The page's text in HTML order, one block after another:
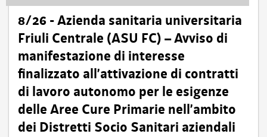
8/26 - Azienda sanitaria universitaria
Friuli Centrale (ASU FC) – Avviso di
manifestazione di interesse
finalizzato all’attivazione di contratti
di lavoro autonomo per le esigenze
delle Aree Cure Primarie nell’ambito
dei Distretti Socio Sanitari aziendali